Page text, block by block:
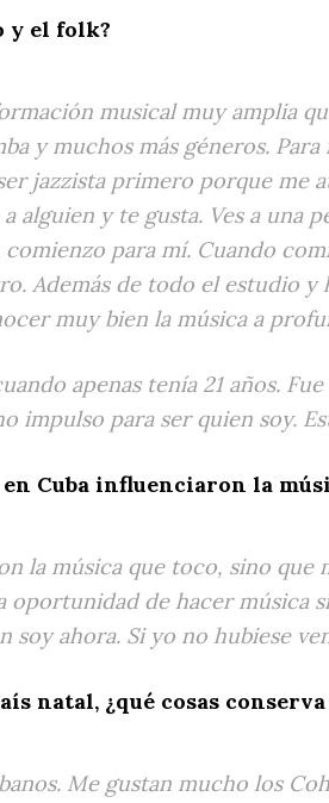
y el folk?
musical muy amplia
y muchos más géneros.
jazzista primero porque
alguien y te gusta. Ves a una
para mí. Cuando
Además de todo el estudio
muy bien la música a
apenas tenía 21 años.
impulso para ser quien soy.
en Cuba influenciaron la
la música que toco, sino
oportunidad de hacer
soy ahora. Si yo no hubiese
natal, ¿qué cosas conserva
Me gustan mucho los